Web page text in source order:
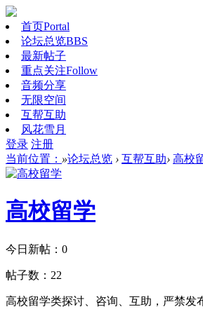
首页Portal
论坛总览BBS
最新帖子
重点关注Follow
音频分享
无限空间
互帮互助
风花雪月
登录 注册
当前位置： »论坛总览 › 互帮互助› 高校
高校留学
今日新帖： 0
帖子数： 22
高校留学类探讨、咨询、互助，严禁发